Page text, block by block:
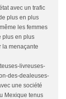
avec un trafic
plus en plus
les femmes
plus en plus
la menaçante
livreuses-
des-dealeuses-
une société
Mexique tenus